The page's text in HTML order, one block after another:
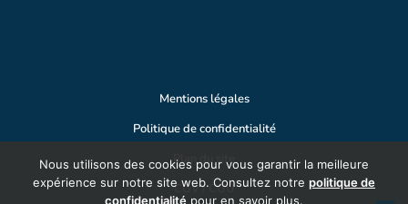
Mentions légales
Politique de confidentialité
Plan du site
CGV / CGU
Nous utilisons des cookies pour vous garantir la meilleure
expérience sur notre site web. Consultez notre politique de
confidentialité pour en savoir plus.